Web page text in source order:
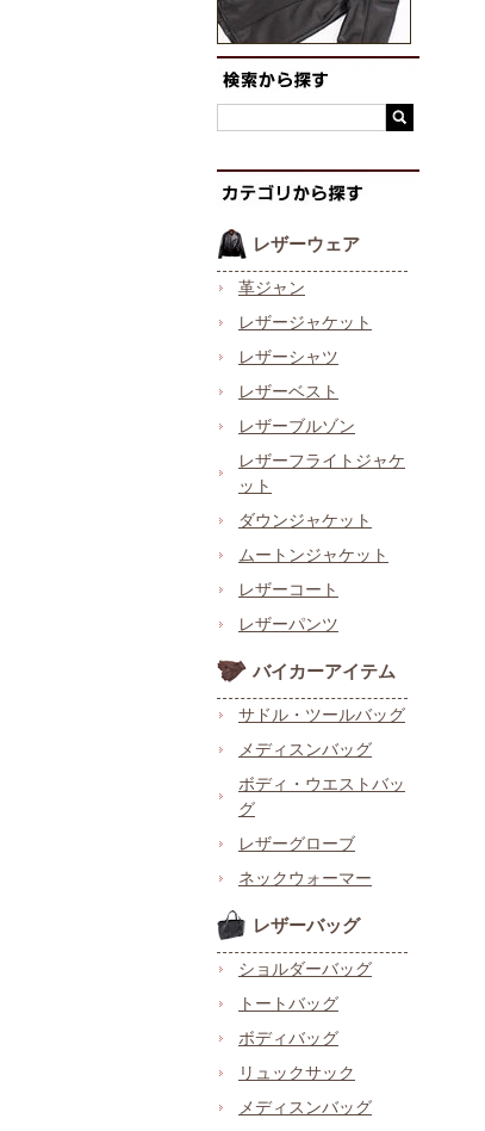
レザーウェア
革ジャン
レザージャケット
レザーシャツ
レザーベスト
レザーブルゾン
レザーフライトジャケ
ット
ダウンジャケット
ムートンジャケット
レザーコート
レザーパンツ
バイカーアイテム
サドル・ツールバッグ
メディスンバッグ
ボディ・ウエストバッ
グ
レザーグローブ
ネックウォーマー
レザーバッグ
ショルダーバッグ
トートバッグ
ボディバッグ
リュックサック
メディスンバッグ